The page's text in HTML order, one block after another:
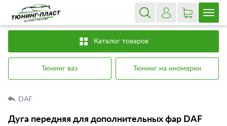
Каталог товаров
Тюнинг ваз Тюнинг на иномарки
DAF
Дуга передняя для дополнительных фар DAF